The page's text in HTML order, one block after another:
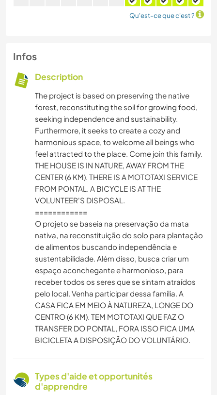
Qu'est-ce que c'est ?
Infos
Description
The project is based on preserving the native
forest, reconstituting the soil for growing food,
seeking independence and sustainability.
Furthermore, it seeks to create a cozy and
harmonious space, to welcome all beings who
feel attracted to the place. Come join this family.
THE HOUSE IS IN NATURE, AWAY FROM THE
CENTER (6 KM). THERE IS A MOTOTAXI SERVICE
FROM PONTAL. A BICYCLE IS AT THE
VOLUNTEER'S DISPOSAL.
============
O projeto se baseia na preservação da mata
nativa, na reconstituição do solo para plantação
de alimentos buscando independência e
sustentabilidade. Além disso, busca criar um
espaço aconchegante e harmonioso, para
receber todos os seres que se sintam atraídos
pelo local. Venha participar dessa família. A
CASA FICA EM MEIO À NATUREZA, LONGE DO
CENTRO (6 KM). TEM MOTOTAXI QUE FAZ O
TRANSFER DO PONTAL, FORA ISSO FICA UMA
BICICLETA A DISPOSIÇÃO DO VOLUNTÁRIO.
Types d'aide et opportunités
d'apprendre